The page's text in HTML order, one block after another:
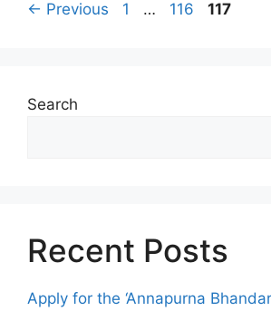
← Previous Page
1 … Page
116 Page
117
Search
Recent Posts
Apply for the ‘Annapurna